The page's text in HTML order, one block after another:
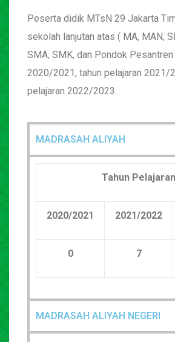
Peserta didik MTsN 29 Jakarta
sekolah lanjutan atas ( MA, MAN,
SMA, SMK, dan Pondok Pesantren
2020/2021, tahun pelajaran 2021/
pelajaran 2022/2023.
MADRASAH ALIYAH
Tahun Pelajaran
2020/2021 2021/2022
0 7
MADRASAH ALIYAH NEGERI